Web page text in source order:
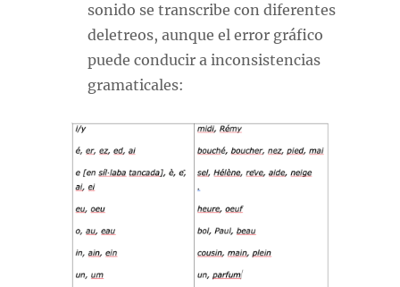
sonido se transcribe con diferentes
deletreos, aunque el error gráfico
puede conducir a inconsistencias
gramaticales: